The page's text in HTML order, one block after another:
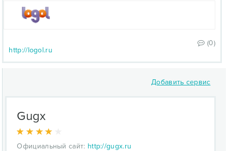
(0)
http://logol.ru
Добавить сервис
Gugx
Официальный сайт: http://gugx.ru